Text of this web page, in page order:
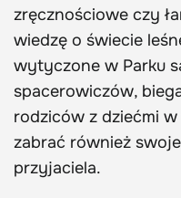
zręcznościowe czy
wiedzę o świecie
wytyczone w Parku
spacerowiczów,
rodziców z dziećmi
zabrać również
przyjaciela.